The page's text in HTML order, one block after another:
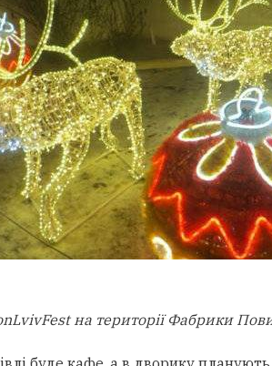
на території Фабрики